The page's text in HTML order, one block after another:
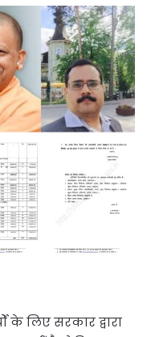
के लिए सरकार द्वारा